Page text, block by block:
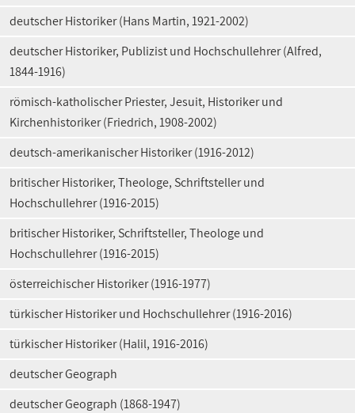
deutscher Historiker (Hans Martin, 1921-2002)
deutscher Historiker, Publizist und Hochschullehrer (Alfred,
1844-1916)
römisch-katholischer Priester, Jesuit, Historiker und
Kirchenhistoriker (Friedrich, 1908-2002)
deutsch-amerikanischer Historiker (1916-2012)
britischer Historiker, Theologe, Schriftsteller und
Hochschullehrer (1916-2015)
britischer Historiker, Schriftsteller, Theologe und
Hochschullehrer (1916-2015)
österreichischer Historiker (1916-1977)
türkischer Historiker und Hochschullehrer (1916-2016)
türkischer Historiker (Halil, 1916-2016)
deutscher Geograph
deutscher Geograph (1868-1947)